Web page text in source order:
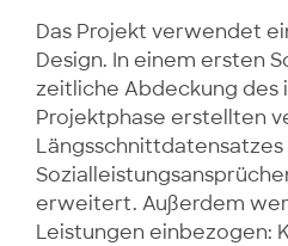
Das Projekt verwendet
Design. In einem ersten
zeitliche Abdeckung des
Projektphase erstellten
Längsschnittdatensatzes
erweitert. Außerdem
Leistungen einbezogen: